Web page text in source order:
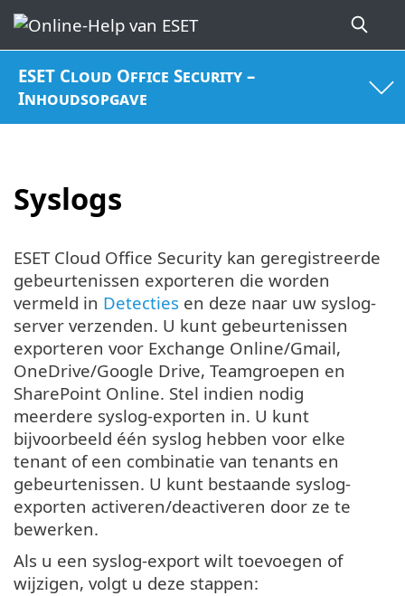
ESET Cloud Office Security –
Inhoudsopgave
Syslogs
ESET Cloud Office Security kan geregistreerde
gebeurtenissen exporteren die worden
vermeld in Detecties en deze naar uw syslog-
server verzenden. U kunt gebeurtenissen
exporteren voor Exchange Online/Gmail,
OneDrive/Google Drive, Teamgroepen en
SharePoint Online. Stel indien nodig
meerdere syslog-exporten in. U kunt
bijvoorbeeld één syslog hebben voor elke
tenant of een combinatie van tenants en
gebeurtenissen. U kunt bestaande syslog-
exporten activeren/deactiveren door ze te
bewerken.
Als u een syslog-export wilt toevoegen of
wijzigen, volgt u deze stappen: